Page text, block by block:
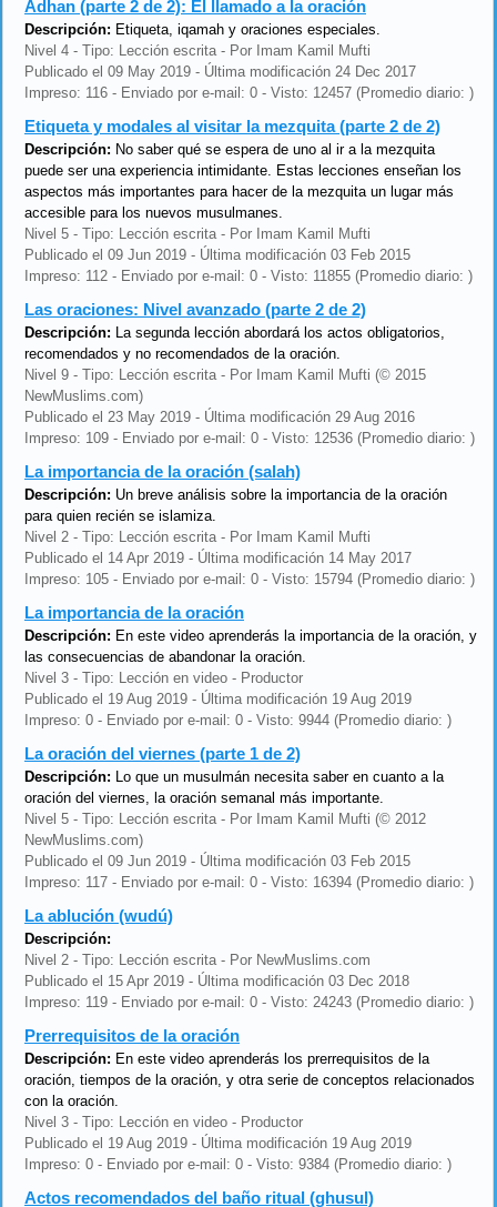
Adhan (parte 2 de 2): El llamado a la oración
Descripción: Etiqueta, iqamah y oraciones especiales.
Nivel 4 - Tipo: Lección escrita - Por Imam Kamil Mufti
Publicado el 09 May 2019 - Última modificación 24 Dec 2017
Impreso: 116 - Enviado por e-mail: 0 - Visto: 12457 (Promedio diario: )
Etiqueta y modales al visitar la mezquita (parte 2 de 2)
Descripción: No saber qué se espera de uno al ir a la mezquita
puede ser una experiencia intimidante. Estas lecciones enseñan los
aspectos más importantes para hacer de la mezquita un lugar más
accesible para los nuevos musulmanes.
Nivel 5 - Tipo: Lección escrita - Por Imam Kamil Mufti
Publicado el 09 Jun 2019 - Última modificación 03 Feb 2015
Impreso: 112 - Enviado por e-mail: 0 - Visto: 11855 (Promedio diario: )
Las oraciones: Nivel avanzado (parte 2 de 2)
Descripción: La segunda lección abordará los actos obligatorios,
recomendados y no recomendados de la oración.
Nivel 9 - Tipo: Lección escrita - Por Imam Kamil Mufti (© 2015
NewMuslims.com)
Publicado el 23 May 2019 - Última modificación 29 Aug 2016
Impreso: 109 - Enviado por e-mail: 0 - Visto: 12536 (Promedio diario: )
La importancia de la oración (salah)
Descripción: Un breve análisis sobre la importancia de la oración
para quien recién se islamiza.
Nivel 2 - Tipo: Lección escrita - Por Imam Kamil Mufti
Publicado el 14 Apr 2019 - Última modificación 14 May 2017
Impreso: 105 - Enviado por e-mail: 0 - Visto: 15794 (Promedio diario: )
La importancia de la oración
Descripción: En este video aprenderás la importancia de la oración, y
las consecuencias de abandonar la oración.
Nivel 3 - Tipo: Lección en video - Productor
Publicado el 19 Aug 2019 - Última modificación 19 Aug 2019
Impreso: 0 - Enviado por e-mail: 0 - Visto: 9944 (Promedio diario: )
La oración del viernes (parte 1 de 2)
Descripción: Lo que un musulmán necesita saber en cuanto a la
oración del viernes, la oración semanal más importante.
Nivel 5 - Tipo: Lección escrita - Por Imam Kamil Mufti (© 2012
NewMuslims.com)
Publicado el 09 Jun 2019 - Última modificación 03 Feb 2015
Impreso: 117 - Enviado por e-mail: 0 - Visto: 16394 (Promedio diario: )
La ablución (wudú)
Descripción:
Nivel 2 - Tipo: Lección escrita - Por NewMuslims.com
Publicado el 15 Apr 2019 - Última modificación 03 Dec 2018
Impreso: 119 - Enviado por e-mail: 0 - Visto: 24243 (Promedio diario: )
Prerrequisitos de la oración
Descripción: En este video aprenderás los prerrequisitos de la
oración, tiempos de la oración, y otra serie de conceptos relacionados
con la oración.
Nivel 3 - Tipo: Lección en video - Productor
Publicado el 19 Aug 2019 - Última modificación 19 Aug 2019
Impreso: 0 - Enviado por e-mail: 0 - Visto: 9384 (Promedio diario: )
Actos recomendados del baño ritual (ghusul)